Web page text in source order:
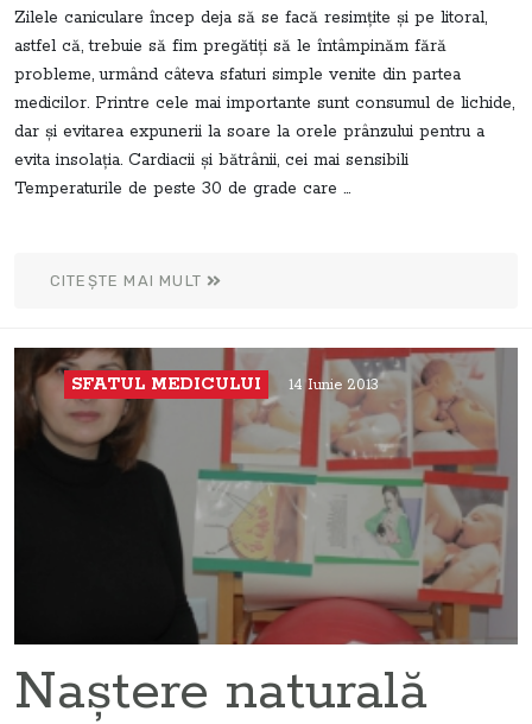
Zilele caniculare încep deja să se facă resimţite şi pe litoral,
astfel că, trebuie să fim pregătiţi să le întâmpinăm fără
probleme, urmând câteva sfaturi simple venite din partea
medicilor. Printre cele mai importante sunt consumul de lichide,
dar şi evitarea expunerii la soare la orele prânzului pentru a
evita insolaţia. Cardiacii şi bătrânii, cei mai sensibili
Temperaturile de peste 30 de grade care ...
CITEȘTE MAI MULT
SFATUL MEDICULUI 14 Iunie 2013
Naştere naturală